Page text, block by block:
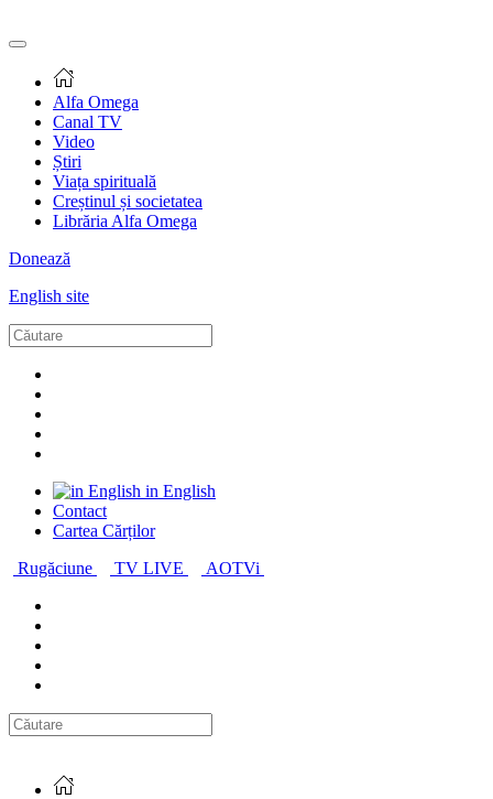
Alfa Omega
Canal TV
Video
Știri
Viața spirituală
Creștinul și societatea
Librăria Alfa Omega
Donează
English site
in English
Contact
Cartea Cărților
Rugăciune
TV LIVE AOTVi